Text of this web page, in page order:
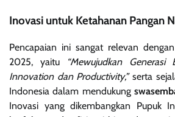
Inovasi untuk Ketahanan Pangan
Pencapaian ini sangat relevan
2025, yaitu
“Mewujudkan
Innovation dan Productivity,”serta
Indonesia dalam mendukung
Inovasi yang dikembangkan Pupuk